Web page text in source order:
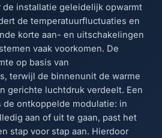
de installatie geleidelijk opwarmt
de temperatuurfluctuaties en
korte aan- en uitschakelingen
vaak voorkomen. De
op basis van
terwijl de binnenunit de warme
gerichte luchtdruk verdeelt. Een
de ontkoppelde modulatie: in
aan of uit te gaan, past het
stap voor stap aan. Hierdoor